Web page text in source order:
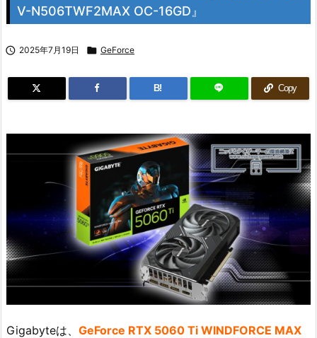
V-N506TWF2MAX OC-16GD』
 2025年7月19日  GeForce
B! Copy
Gigabyteは、 GeForce RTX 5060 Ti WINDFORCE MAX